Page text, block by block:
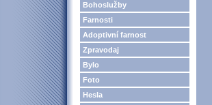
Bohoslužby
Farnosti
Adoptivní farnost
Zpravodaj
Bylo
Foto
Hesla